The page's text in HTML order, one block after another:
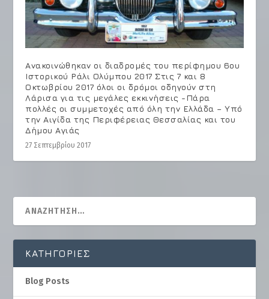
Ανακοινώθηκαν οι διαδρομές του περίφημου 6ου
Ιστορικού Ράλι Ολύμπου 2017 Στις 7 και 8
Οκτωβρίου 2017 όλοι οι δρόμοι οδηγούν στη
Λάρισα για τις μεγάλες εκκινήσεις -Πάρα
πολλές οι συμμετοχές από όλη την Ελλάδα – Υπό
την Αιγίδα της Περιφέρειας Θεσσαλίας και του
Δήμου Αγιάς
27 Σεπτεμβρίου 2017
KΑΤΗΓΟΡΊΕΣ
Blog Posts